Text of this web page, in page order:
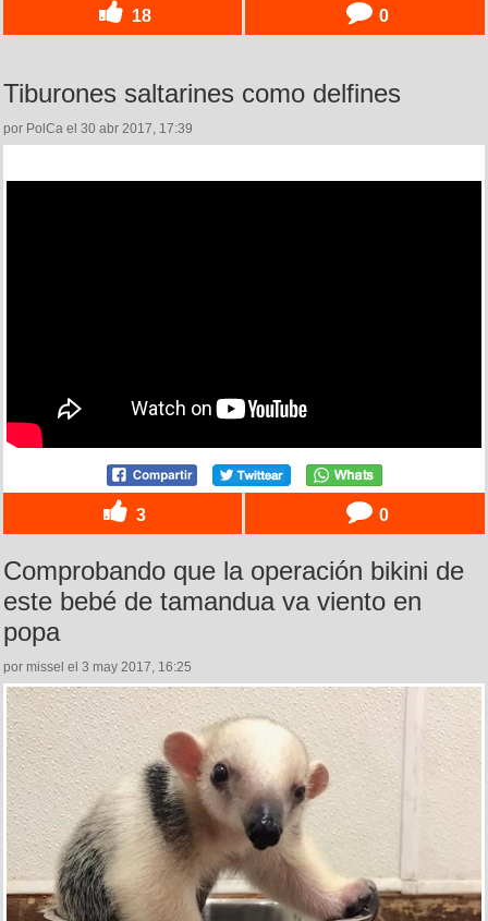
18 0
Tiburones saltarines como delfines
por PolCa el 30 abr 2017, 17:39
3 0
Comprobando que la operación bikini de
este bebé de tamandua va viento en
popa
por missel el 3 may 2017, 16:25